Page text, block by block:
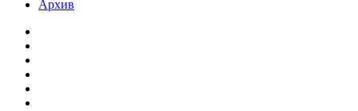
Архив